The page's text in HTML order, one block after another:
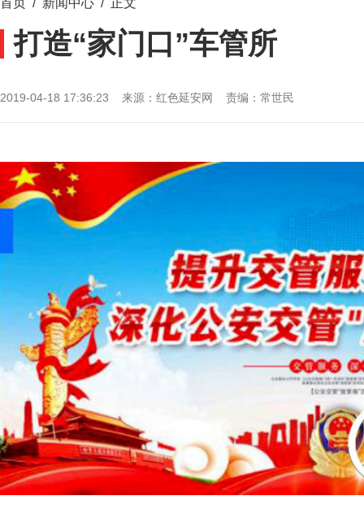
首页 / 新闻中心 / 正文
打造“家门口”车管所
2019-04-18 17:36:23 来源：红色延安网 责编：常世民